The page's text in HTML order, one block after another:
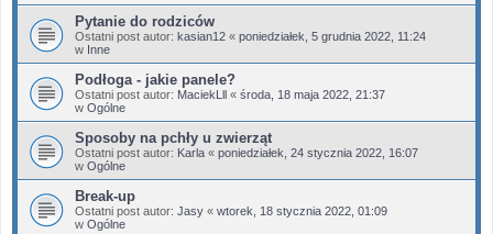
Pytanie do rodziców
Ostatni post autor: kasian12 « poniedziałek, 5 grudnia 2022, 11:24
w Inne
Podłoga - jakie panele?
Ostatni post autor: MaciekLll « środa, 18 maja 2022, 21:37
w Ogólne
Sposoby na pchły u zwierząt
Ostatni post autor: Karla « poniedziałek, 24 stycznia 2022, 16:07
w Ogólne
Break-up
Ostatni post autor: Jasy « wtorek, 18 stycznia 2022, 01:09
w Ogólne